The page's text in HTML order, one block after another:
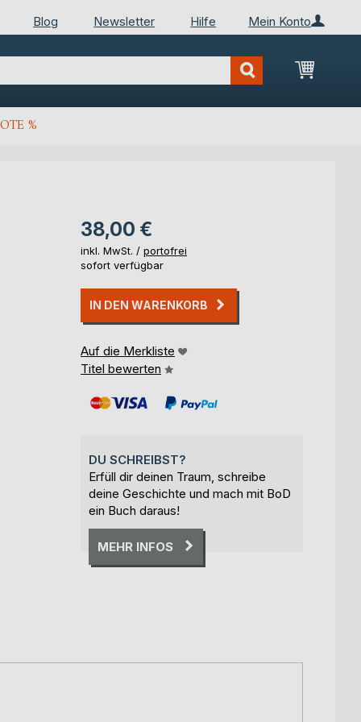
Mein Konto
Blog Newsletter Hilfe
Mein
%
38,00 €
inkl. MwSt. / portofrei
sofort verfügbar
IN DEN WARENKORB
Auf die Merkliste
Titel bewerten
DU SCHREIBST?
Erfüll dir deinen Traum, schreibe
deine Geschichte und mach mit BoD
ein Buch daraus!
MEHR INFOS